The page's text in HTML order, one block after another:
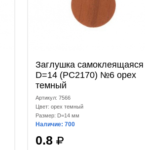
Заглушка самоклеящаяся
D=14 (РС2170) №6 орех
темный
Артикул: 7566
Цвет: орех темный
Размер: D=14 мм
Наличие: 700
0.8